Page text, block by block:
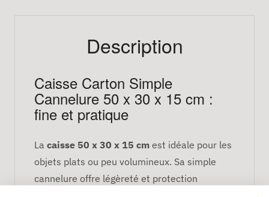
Description
Caisse Carton Simple
Cannelure 50 x 30 x 15 cm :
fine et pratique
La caisse 50 x 30 x 15 cm est idéale pour les
objets plats ou peu volumineux. Sa simple
cannelure offre légèreté et protection